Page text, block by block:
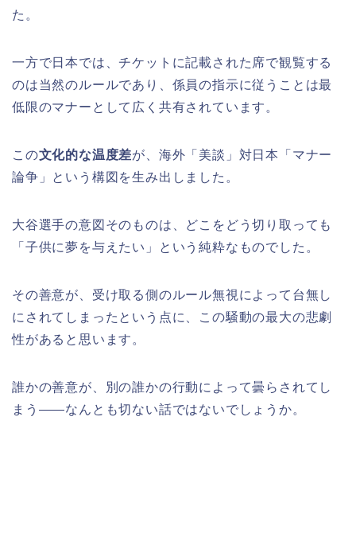
た。
一方で日本では、チケットに記載された席で観覧する
のは当然のルールであり、係員の指示に従うことは最
低限のマナーとして広く共有されています。
この文化的な温度差が、海外「美談」対日本「マナー
論争」という構図を生み出しました。
大谷選手の意図そのものは、どこをどう切り取っても
「子供に夢を与えたい」という純粋なものでした。
その善意が、受け取る側のルール無視によって台無し
にされてしまったという点に、この騒動の最大の悲劇
性があると思います。
誰かの善意が、別の誰かの行動によって曇らされてし
まう——なんとも切ない話ではないでしょうか。